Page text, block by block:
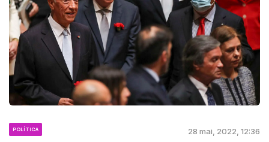
POLÍTICA 28 mai, 2022, 12:36